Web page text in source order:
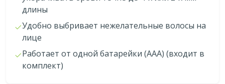
длины
Удобно выбривает нежелательные волосы на
лице
Работает от одной батарейки (ААА) (входит в
комплект)